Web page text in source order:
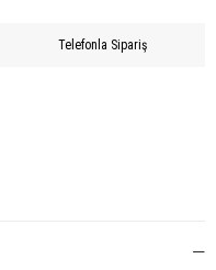
Telefonla Sipariş